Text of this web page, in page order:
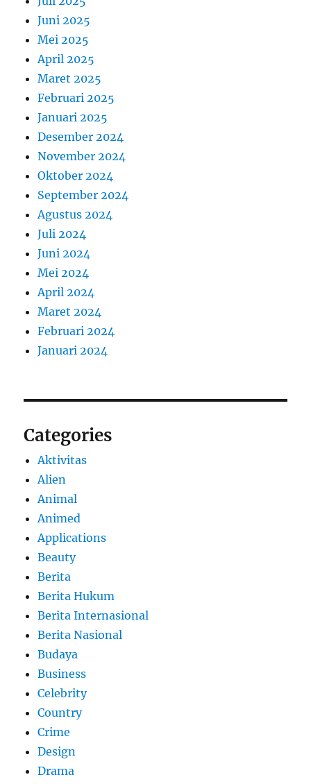
Juni 2025
Mei 2025
April 2025
Maret 2025
Februari 2025
Januari 2025
Desember 2024
November 2024
Oktober 2024
September 2024
Agustus 2024
Juli 2024
Juni 2024
Mei 2024
April 2024
Maret 2024
Februari 2024
Januari 2024
Categories
Aktivitas
Alien
Animal
Animed
Applications
Beauty
Berita
Berita Hukum
Berita Internasional
Berita Nasional
Budaya
Business
Celebrity
Country
Crime
Design
Drama